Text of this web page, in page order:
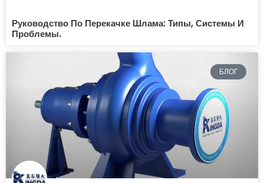
Руководство По Перекачке Шлама: Типы, Системы И
Проблемы.
БЛОГ